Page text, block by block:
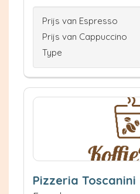
Prijs van Espresso
Prijs van Cappuccino
Type
Pizzeria Toscanini